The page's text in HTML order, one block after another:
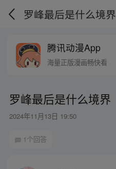
罗峰最后是什么境界
腾讯动漫App
海量正版漫画畅快看
罗峰最后是什么境界
2024年11月13日 19:50
1个回答